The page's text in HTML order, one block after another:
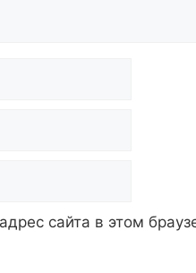
сайта в этом